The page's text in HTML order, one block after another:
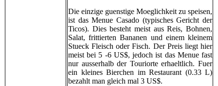
Die einzige guenstige Moeglichkeit zu speisen,
ist das Menue Casado (typisches Gericht der
Ticos). Dies besteht meist aus Reis, Bohnen,
Salat, frittierten Bananen und einem kleinem
Stueck Fleisch oder Fisch. Der Preis liegt hier
meist bei 5 -6 US$, jedoch ist das Menue fast
nur ausserhalb der Touriorte erhaeltlich. Fuer
ein kleines Bierchen im Restaurant (0.33 L)
bezahlt man gleich mal 3 US$.